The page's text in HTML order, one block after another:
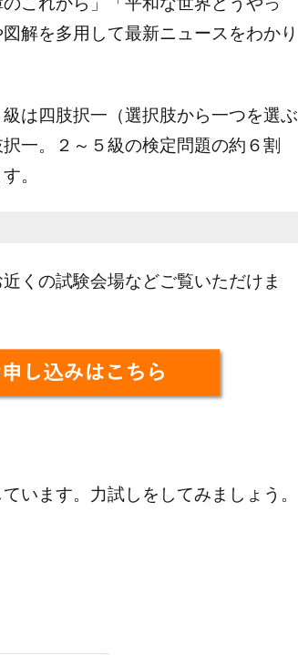
解を多用して最新ニュースをわかり
は四肢択一（選択肢から一つを選ぶ
一。２～５級の検定問題の約６割
。
くの試験会場などご覧いただけま
います。力試しをしてみましょう。